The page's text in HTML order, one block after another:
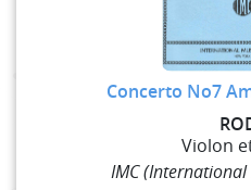
Concerto No7
Violon
IMC